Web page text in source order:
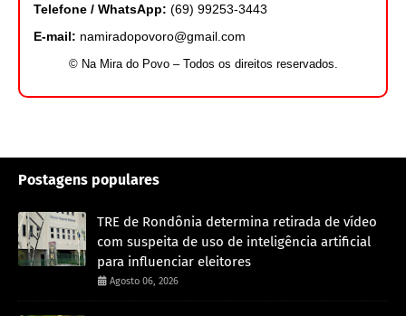
Telefone / WhatsApp: (69) 99253-3443
E-mail: namiradopovoro@gmail.com
© Na Mira do Povo – Todos os direitos reservados.
Postagens populares
TRE de Rondônia determina retirada de vídeo
com suspeita de uso de inteligência artificial
para influenciar eleitores
Agosto 06, 2026